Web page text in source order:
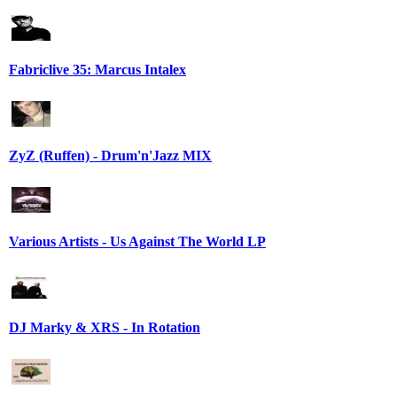
Fabriclive 35: Marcus Intalex
ZyZ (Ruffen) - Drum'n'Jazz MIX
Various Artists - Us Against The World LP
DJ Marky & XRS - In Rotation